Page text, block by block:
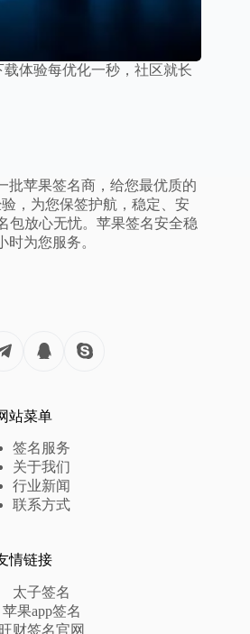
体验每优化一秒，社区就长
批苹果签名商，给您最优质的
，为您保签护航，稳定、安
包放心无忧。苹果签名安全稳
时为您服务。
站菜单
签名服务
关于我们
行业新闻
联系方式
情链接
太子签名
苹果app签名
旺财签名官网